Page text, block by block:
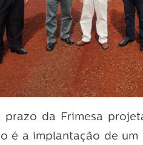
da Frimesa
é a implantação de